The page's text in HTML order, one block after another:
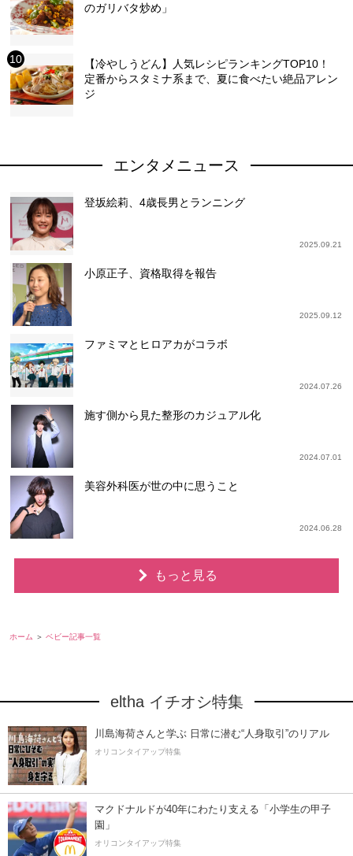
のガリバタ炒め」
【冷やしうどん】人気レシピランキングTOP10！
定番からスタミナ系まで、夏に食べたい絶品アレン
ジ
エンタメニュース
登坂絵莉、4歳長男とランニング
2025.09.21
小原正子、資格取得を報告
2025.09.12
ファミマとヒロアカがコラボ
2024.07.26
施す側から見た整形のカジュアル化
2024.07.01
美容外科医が世の中に思うこと
2024.06.28
もっと見る
ホーム ベビー記事一覧
eltha イチオシ特集
川島海荷さんと学ぶ 日常に潜む“人身取引”のリアル
オリコンタイアップ特集
マクドナルドが40年にわたり支える「小学生の甲子
園」
オリコンタイアップ特集